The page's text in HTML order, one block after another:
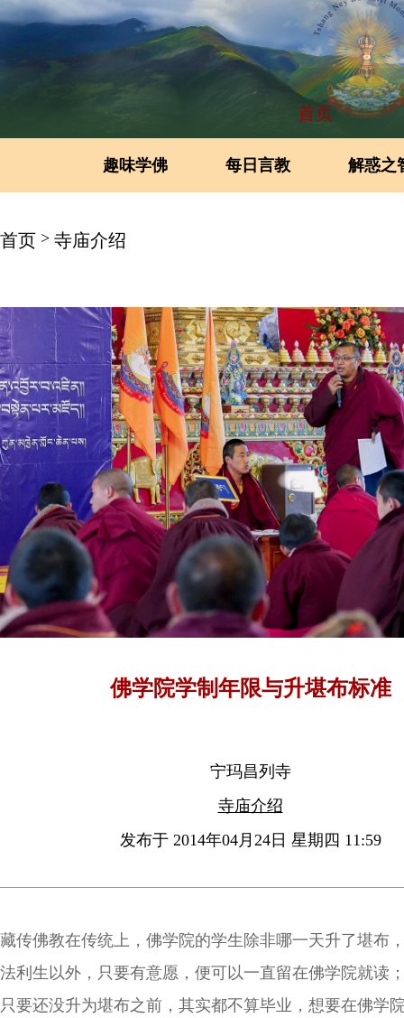
首页
趣味学佛 每日言教 解惑之
首页 > 寺庙介绍
佛学院学制年限与升堪布标准
宁玛昌列寺
寺庙介绍
发布于 2014年04月24日 星期四 11:59
藏传佛教在传统上，佛学院的学生除非哪一天升了堪布
法利生以外，只要有意愿，便可以一直留在佛学院就读
只要还没升为堪布之前，其实都不算毕业，想要在佛学